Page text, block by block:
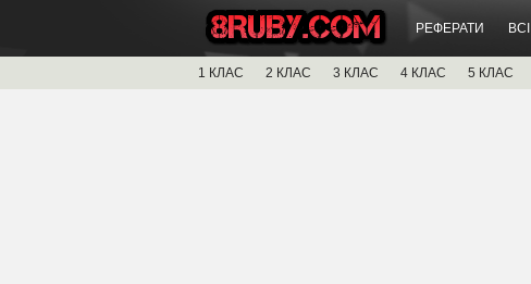
РЕФЕРАТИ
1 КЛАС 2 КЛАС 3 КЛАС 4 КЛАС 5 КЛАС